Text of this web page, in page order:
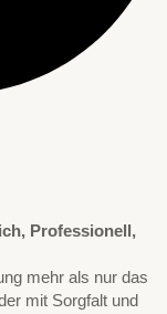
Professionell,
mehr als nur das
mit Sorgfalt und